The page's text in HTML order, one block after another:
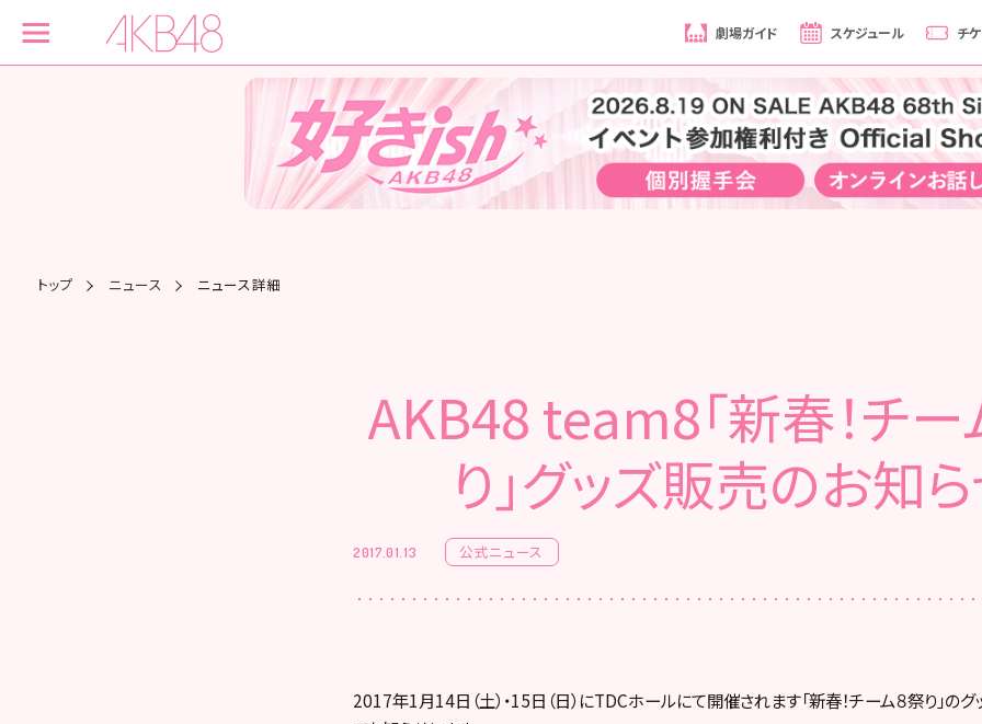
劇場ガイド スケジュール チ
トップ ニュース ニュース詳細
AKB48 team8「新春！チー
り」グッズ販売のお知
2017.01.13 公式ニュース
2017年1月14日（土）・15日（日）にTDCホールにて開催されます「新春！チーム８祭り」の